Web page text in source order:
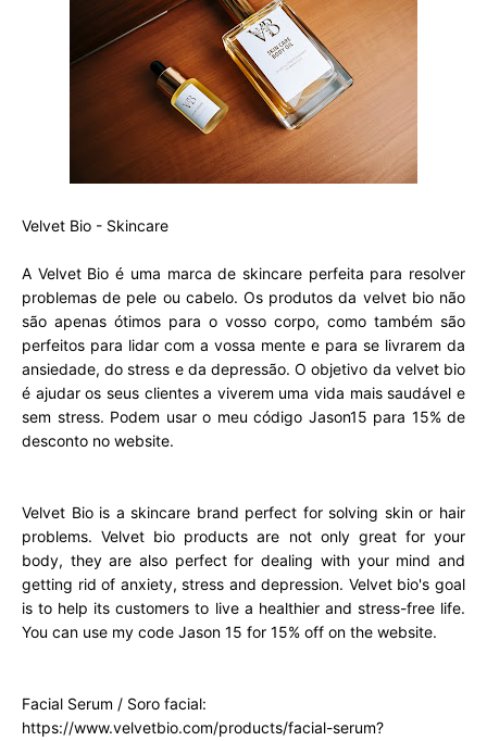
Velvet Bio - Skincare
A Velvet Bio é uma marca de skincare perfeita para resolver
problemas de pele ou cabelo. Os produtos da velvet bio não
são apenas ótimos para o vosso corpo, como também são
perfeitos para lidar com a vossa mente e para se livrarem da
ansiedade, do stress e da depressão. O objetivo da velvet bio
é ajudar os seus clientes a viverem uma vida mais saudável e
sem stress. Podem usar o meu código Jason15 para 15% de
desconto no website.
Velvet Bio is a skincare brand perfect for solving skin or hair
problems. Velvet bio products are not only great for your
body, they are also perfect for dealing with your mind and
getting rid of anxiety, stress and depression. Velvet bio's goal
is to help its customers to live a healthier and stress-free life.
You can use my code Jason 15 for 15% off on the website.
Facial Serum / Soro facial:
https://www.velvetbio.com/products/facial-serum?